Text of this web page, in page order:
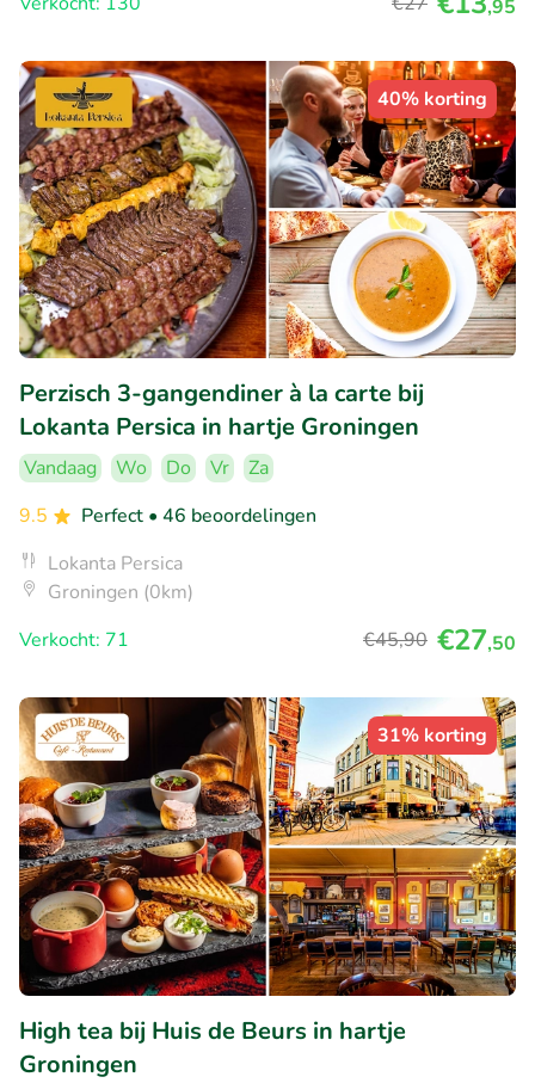
,95
40% korting
Perzisch 3-gangendiner à la carte bij
Lokanta Persica in hartje Groningen
Vandaag Wo Do Vr
Za
9.5
Perfect • 46 beoordelingen
Lokanta Persica
Groningen (0km)
Verkocht: 71
€45,90 €27,50
31% korting
High tea bij Huis de Beurs in hartje
Groningen